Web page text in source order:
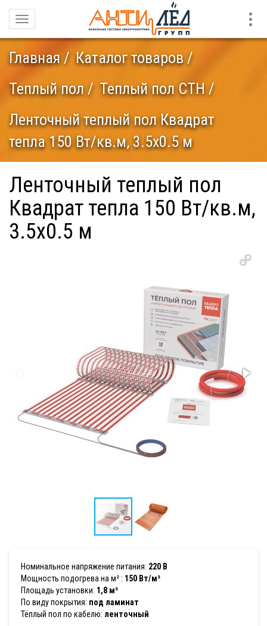
Навигация
Главная
Каталог товаров
Теплый пол
Теплый пол СТН
Ленточный теплый пол Квадрат
тепла 150 Вт/кв.м, 3.5х0.5 м
Ленточный теплый пол
Квадрат тепла 150 Вт/кв.м,
3.5х0.5 м
Номинальное напряжение питания: 220 В
Мощность подогрева на м² : 150 Вт/м²
Площадь установки: 1,8 м²
По виду покрытия: под ламинат
Тёплый пол по кабелю: ленточный